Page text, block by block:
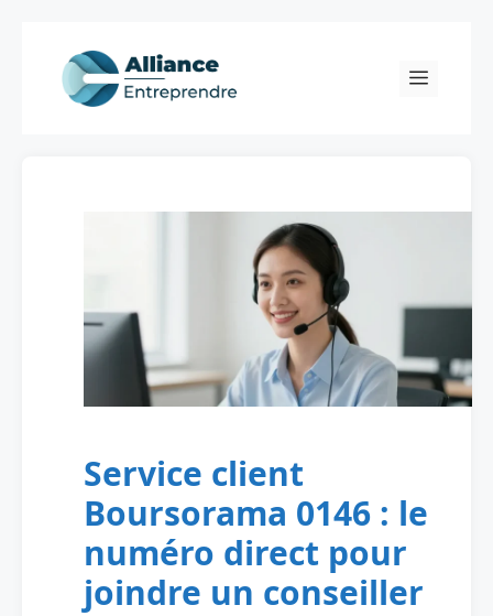
content
Menu
Service client
Boursorama 0146 : le
numéro direct pour
joindre un conseiller